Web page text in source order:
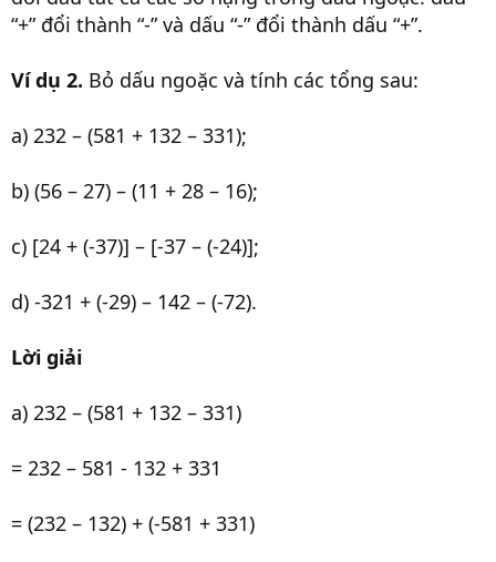
“+” đổi thành “-” và dấu “-” đổi thành dấu “+”.
Ví dụ 2. Bỏ dấu ngoặc và tính các tổng sau:
a) 232 – (581 + 132 – 331);
b) (56 – 27) – (11 + 28 – 16);
c) [24 + (-37)] – [-37 – (-24)];
d) -321 + (-29) – 142 – (-72).
Lời giải
a) 232 – (581 + 132 – 331)
= 232 – 581 - 132 + 331
= (232 – 132) + (-581 + 331)